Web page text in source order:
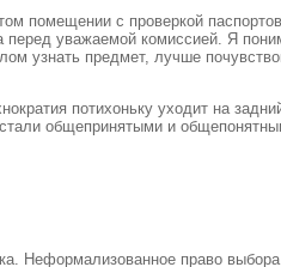
помещении с проверкой
уважаемой комиссией. Я
узнать предмет, лучше
потихоньку уходит на
общепринятыми и
Неформализованное право